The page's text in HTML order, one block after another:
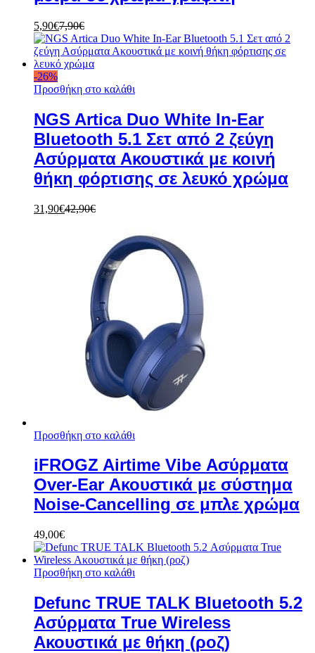
5,90€7,90€
-26%
Προσθήκη στο καλάθι
NGS Artica Duo White In-Ear
Bluetooth 5.1 Σετ από 2 ζεύγη
Ασύρματα Ακουστικά με κοινή
θήκη φόρτισης σε λευκό χρώμα
31,90€42,90€
Προσθήκη στο καλάθι
iFROGZ Airtime Vibe Ασύρματα
Over-Ear Ακουστικά με σύστημα
Noise-Cancelling σε μπλε χρώμα
49,00€
Προσθήκη στο καλάθι
Defunc TRUE TALK Bluetooth 5.2
Ασύρματα True Wireless
Ακουστικά με θήκη (ροζ)